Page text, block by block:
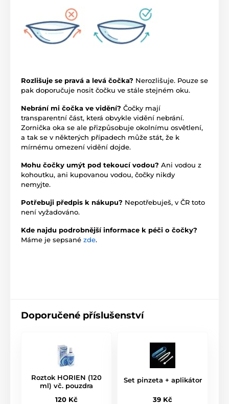
Rozlišuje se pravá a levá čočka? Nerozlišuje. Pouze se
pak doporučuje nosit čočku ve stále stejném oku.
Nebrání mi čočka ve vidění? Čočky mají
transparentní část, která obvykle vidění nebrání.
Zornička oka se ale přizpůsobuje okolnímu osvětlení,
a tak se v některých případech může stát, že k
mírnému omezení vidění dojde.
Mohu čočky umýt pod tekoucí vodou? Ani vodou z
kohoutku, ani kupovanou vodou, čočky nikdy
nemyjte.
Potřebuji předpis k nákupu? Nepotřebuješ, v ČR toto
není vyžadováno.
Kde najdu podrobnější informace k péči o čočky?
Máme je sepsané zde.
Doporučené příslušenství
Roztok HORIEN (120
ml) vč. pouzdra
120 Kč
Set pinzeta + aplikátor
39 Kč